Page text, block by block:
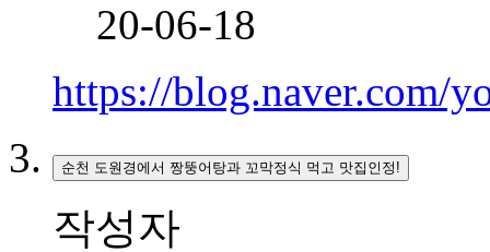
20-06-18
https://blog.naver.com/
순천 도원경에서 짱뚱어탕과 꼬막정식 먹고 맛집인정!
작성자